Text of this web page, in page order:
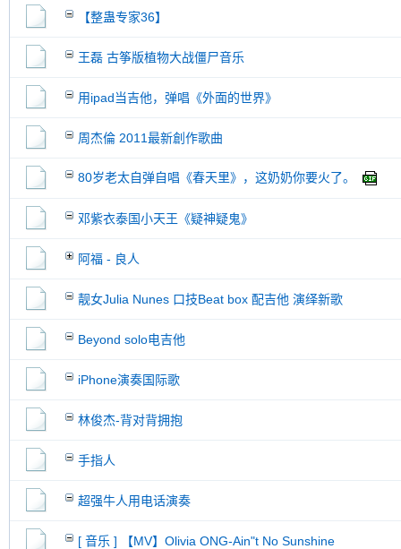
【整蛊专家36】
王磊 古筝版植物大战僵尸音乐
用ipad当吉他，弹唱《外面的世界》
周杰倫 2011最新創作歌曲
80岁老太自弹自唱《春天里》，这奶奶你要火了。
邓紫衣泰国小天王《疑神疑鬼》
阿福 - 良人
靓女Julia Nunes 口技Beat box 配吉他 演绎新歌
Beyond solo电吉他
iPhone演奏国际歌
林俊杰-背对背拥抱
手指人
超强牛人用电话演奏
[ 音乐 ] 【MV】Olivia ONG-Ain"t No Sunshine